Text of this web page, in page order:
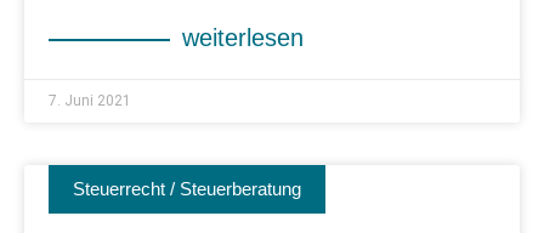
weiterlesen
7. Juni 2021
Steuerrecht / Steuerberatung